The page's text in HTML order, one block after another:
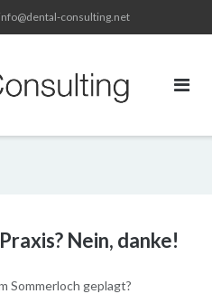
info@dental-consulting.net
Nein, danke!
Sommerloch geplagt?